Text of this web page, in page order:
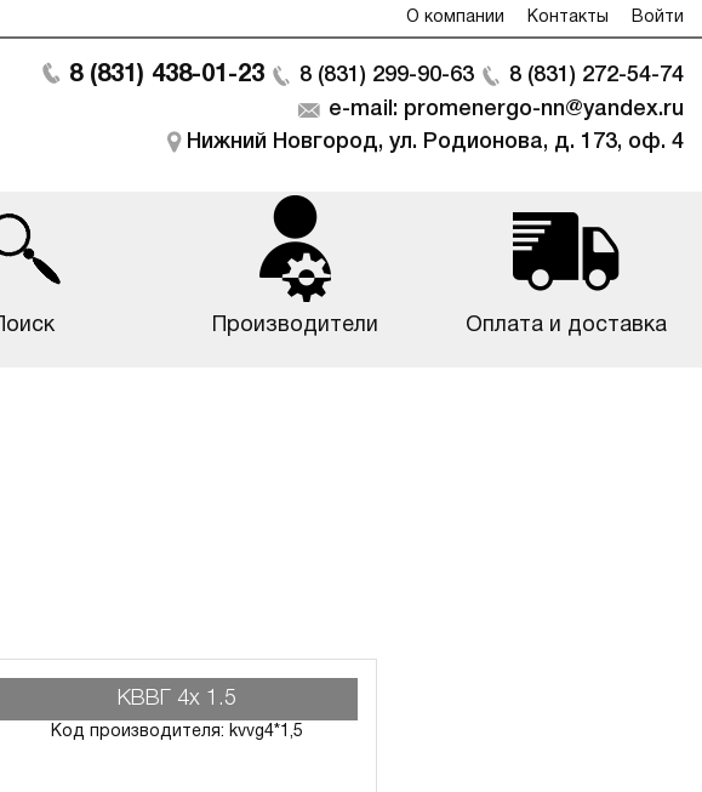
О компании Контакты Войти
8 (831) 438-01-23 8 (831) 299-90-63
8 (831) 272-54-74
e-mail: promenergo-nn@yandex.ru
Нижний Новгород, ул. Родионова, д. 173, оф. 4
Поиск Производители Оплата и доставка
КВВГ 4х 1.5
Код производителя: kvvg4*1,5